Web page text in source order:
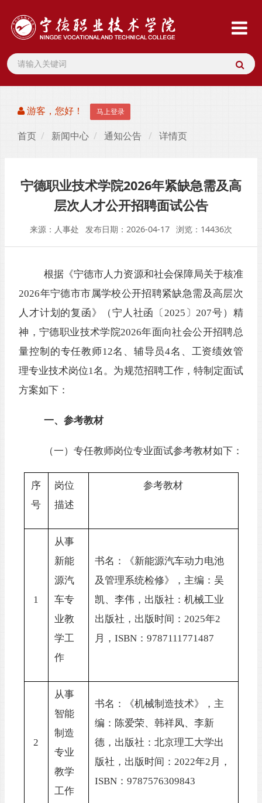
游客，您好！ 马上登录
首页 新闻中心 通知公告 详情页
宁德职业技术学院2026年紧缺急需及高
层次人才公开招聘面试公告
来源：人事处 发布日期：2026-04-17 浏览：14436次
根据《宁德市人力资源和社会保障局关于核准
2026年宁德市市属学校公开招聘紧缺急需及高层次
人才计划的复函》（宁人社函〔 2025 〕207号） 精
神 ，宁德职业技术学院2026年面向社会公开招聘总
量控制 的专任教师12名、辅导员4名 、 工资绩效管
理专业技术岗位1名。为规范招聘工作，特制定面试
方案如下：
一、参考教材
（一）专任教师岗位专业面试参考教材如下：
序
号
岗位
描述
参考教材
1
从事
新能
源汽
车专
业教
学工
作
书名：《新能源汽车动力电池
及管理系统检修》，主编：吴
凯、李伟，出版社：机械工业
出版社，出版时间： 2025年2
月，ISBN： 9787111771487
2
从事
智能
制造
专业
教学
工作
书名：《机械制造技术》，主
编：陈爱荣、韩祥凤、李新
德，出版社：北京理工大学出
版社，出版时间： 2022年2月，
ISBN： 9787576309843